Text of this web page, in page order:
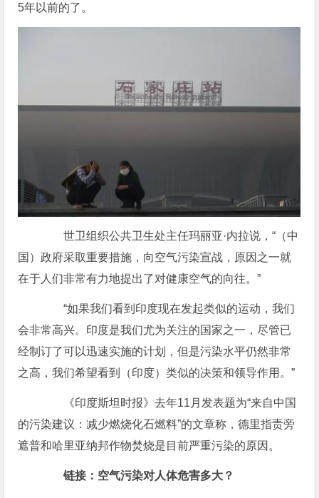
5年以前的了。
世卫组织公共卫生处主任玛丽亚·内拉说，“（中
国）政府采取重要措施，向空气污染宣战，原因之一就
在于人们非常有力地提出了对健康空气的向往。”
“如果我们看到印度现在发起类似的运动，我们
会非常高兴。印度是我们尤为关注的国家之一，尽管已
经制订了可以迅速实施的计划，但是污染水平仍然非常
之高，我们希望看到（印度）类似的决策和领导作用。”
《印度斯坦时报》去年11月发表题为“来自中国
的污染建议：减少燃烧化石燃料”的文章称，德里指责旁
遮普和哈里亚纳邦作物焚烧是目前严重污染的原因。
链接：空气污染对人体危害多大？